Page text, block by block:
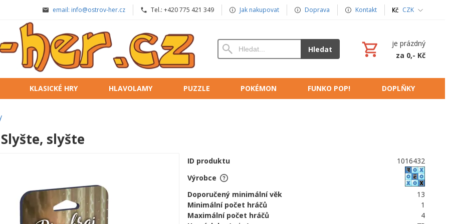
email: info@ostrov-her.cz Tel.: +420 775 421 349 Jak nakupovat Doprava Kontakt CZK
Hledat
je prázdný
za 0,- Kč
KLASICKÉ HRY HLAVOLAMY PUZZLE POKÉMON FUNKO POP! DOPLŇKY
slyšte
ID produktu
1016432
Výrobce
Doporučený minimální věk
13
Minimální počet hráčů
1
Maximální počet hráčů
4